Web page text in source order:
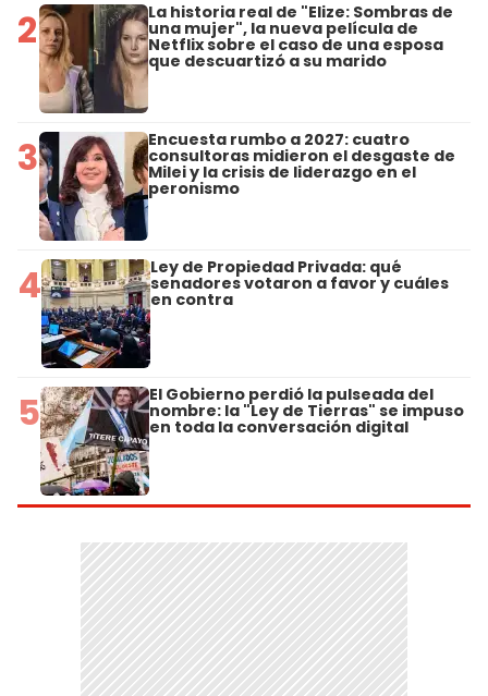
2 La historia real de "Elize: Sombras de
una mujer", la nueva película de
Netflix sobre el caso de una esposa
que descuartizó a su marido
3 Encuesta rumbo a 2027: cuatro
consultoras midieron el desgaste de
Milei y la crisis de liderazgo en el
peronismo
4 Ley de Propiedad Privada: qué
senadores votaron a favor y cuáles
en contra
5 El Gobierno perdió la pulseada del
nombre: la "Ley de Tierras" se impuso
en toda la conversación digital